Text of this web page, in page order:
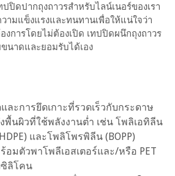
ปิดปากถุงถาวรสำหรับไลน์เนอร์ของเรา
ามแข็งแรงและทนทานเพื่อให้แน่ใจว่า
การโดยไม่ต้องเปิด เทปปิดผนึกถุงถาวร
นาดและยอมรับได้เอง
ะการยึดเกาะที่รวดเร็วกับกระดาษ
พื้นผิวที่ใช้พลังงานต่ำ เช่น โพลิเอทิลีน
และโพลิโพรพิลีน (BOPP)
อมตัวพาโพลีเอสเตอร์และ/หรือ PET
ซิลิโคน